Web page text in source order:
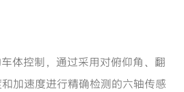
体控制，通过采用对俯仰角、翻
加速度进行精确检测的六轴传感